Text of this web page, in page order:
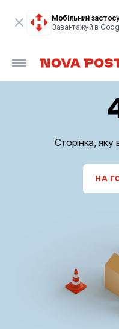
Мобільний
Завантажуй в
Сторінка, яку
НА